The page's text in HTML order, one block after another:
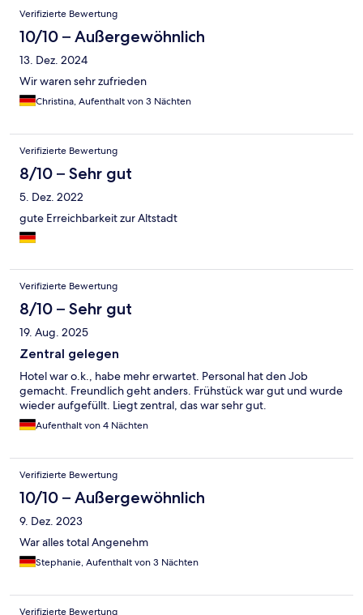
Verifizierte Bewertung
10/10 – Außergewöhnlich
13. Dez. 2024
Wir waren sehr zufrieden
Christina, Aufenthalt von 3 Nächten
Verifizierte Bewertung
8/10 – Sehr gut
5. Dez. 2022
gute Erreichbarkeit zur Altstadt
Verifizierte Bewertung
8/10 – Sehr gut
19. Aug. 2025
Zentral gelegen
Hotel war o.k., habe mehr erwartet. Personal hat den Job
gemacht. Freundlich geht anders. Frühstück war gut und wurde
wieder aufgefüllt. Liegt zentral, das war sehr gut.
Aufenthalt von 4 Nächten
Verifizierte Bewertung
10/10 – Außergewöhnlich
9. Dez. 2023
War alles total Angenehm
Stephanie, Aufenthalt von 3 Nächten
Verifizierte Bewertung